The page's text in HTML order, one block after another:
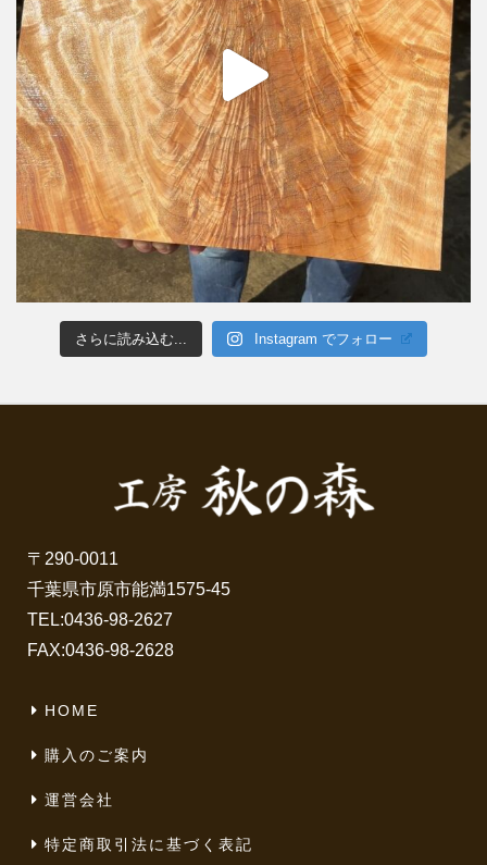
さらに読み込む... Instagram でフォロー
〒290-0011
千葉県市原市能満1575-45
TEL:0436-98-2627
FAX:0436-98-2628
HOME
購入のご案内
運営会社
特定商取引法に基づく表記